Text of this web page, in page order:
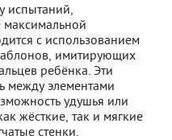
испытаний,
с использованием
имитирующих
ребёнка. Эти
между элементами
удушья или
жёсткие, так и мягкие
стенки.